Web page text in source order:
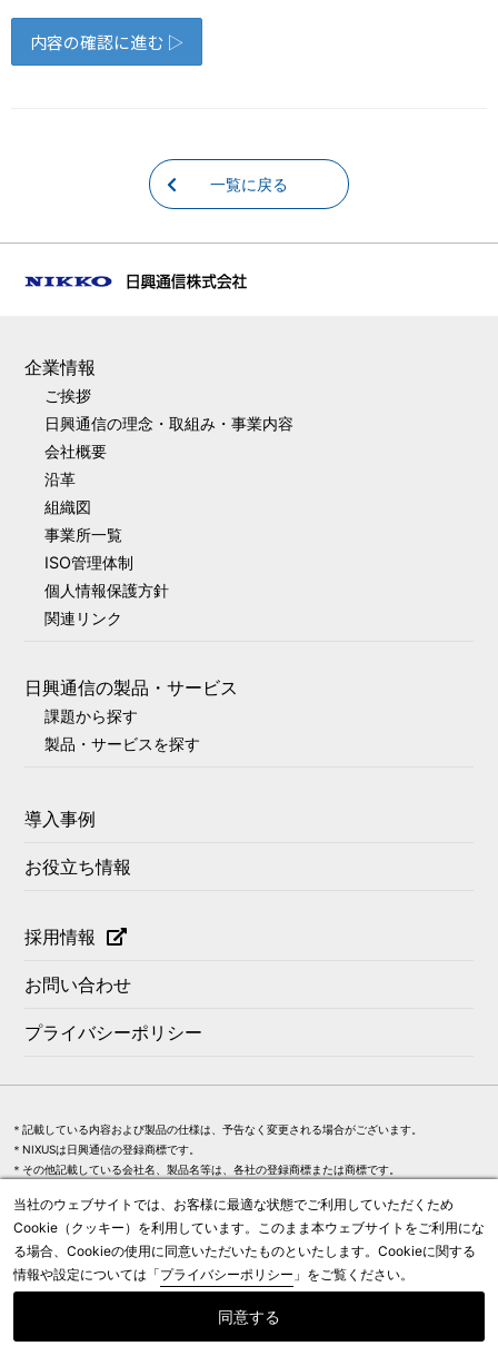
一覧に戻る
企業情報
ご挨拶
日興通信の理念・取組み・事業内容
会社概要
沿革
組織図
事業所一覧
ISO管理体制
個人情報保護方針
関連リンク
日興通信の製品・サービス
課題から探す
製品・サービスを探す
導入事例
お役立ち情報
採用情報
お問い合わせ
プライバシーポリシー
＊記載している内容および製品の仕様は、予告なく変更される場合がございます。
＊NIXUSは日興通信の登録商標です。
＊その他記載している会社名、製品名等は、各社の登録商標または商標です。
©2021 Nikko Telecommunications Co., Ltd.
当社のウェブサイトでは、お客様に最適な状態でご利用していただくため
Cookie（クッキー）を利用しています。このまま本ウェブサイトをご利用にな
る場合、Cookieの使用に同意いただいたものといたします。Cookieに関する
情報や設定については「プライバシーポリシー 」をご覧ください。
同意する